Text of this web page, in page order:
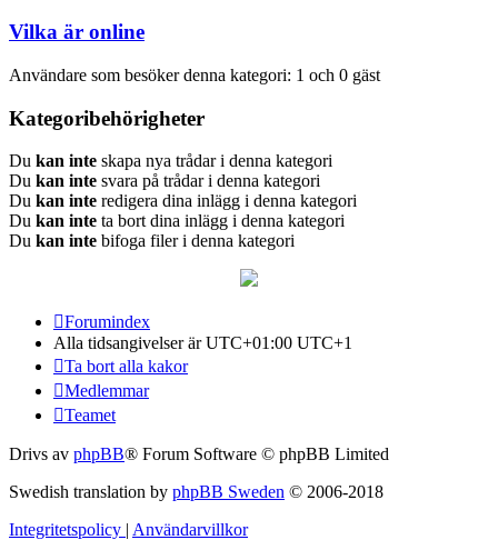
Vilka är online
Användare som besöker denna kategori: 1 och 0 gäst
Kategoribehörigheter
Du kan inte skapa nya trådar i denna kategori
Du kan inte svara på trådar i denna kategori
Du kan inte redigera dina inlägg i denna kategori
Du kan inte ta bort dina inlägg i denna kategori
Du kan inte bifoga filer i denna kategori
Forumindex
Alla tidsangivelser är UTC+01:00 UTC+1
Ta bort alla kakor
Medlemmar
Teamet
Drivs av phpBB® Forum Software © phpBB Limited
Swedish translation by phpBB Sweden © 2006-2018
Integritetspolicy Användarvillkor